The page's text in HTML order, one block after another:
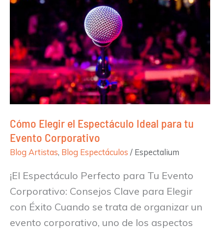
Cómo Elegir el Espectáculo Ideal para tu
Evento Corporativo
Blog Artistas, Blog Espectáculos / Espectalium
¡El Espectáculo Perfecto para Tu Evento
Corporativo: Consejos Clave para Elegir
con Éxito Cuando se trata de organizar un
evento corporativo, uno de los aspectos